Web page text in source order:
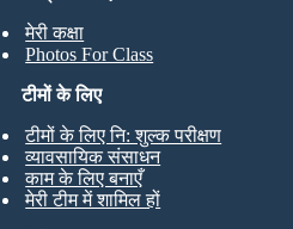
मेरी कक्षा
Photos For Class
टीमों के लिए
टीमों के लिए नि: शुल्क परीक्षण
व्यावसायिक संसाधन
काम के लिए बनाएँ
मेरी टीम में शामिल हों